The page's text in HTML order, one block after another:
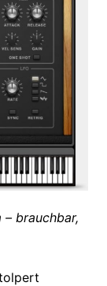
brauchbar,